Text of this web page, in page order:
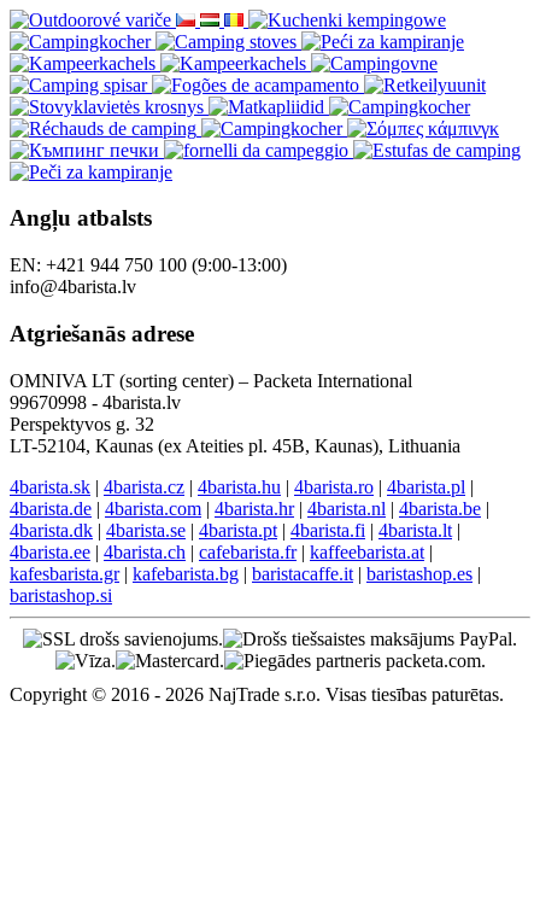
Angļu atbalsts
EN: +421 944 750 100 (9:00-13:00)
info@4barista.lv
Atgriešanās adrese
OMNIVA LT (sorting center) – Packeta International
99670998 - 4barista.lv
Perspektyvos g. 32
LT-52104, Kaunas (ex Ateities pl. 45B, Kaunas), Lithuania
4barista.sk | 4barista.cz | 4barista.hu | 4barista.ro | 4barista.pl |
4barista.de | 4barista.com | 4barista.hr| 4barista.nl | 4barista.be |
4barista.dk | 4barista.se | 4barista.pt | 4barista.fi | 4barista.lt |
4barista.ee | 4barista.ch | cafebarista.fr| kaffeebarista.at |
kafesbarista.gr| kafebarista.bg | baristacaffe.it | baristashop.es |
baristashop.si
Copyright © 2016 - 2026 NajTrade s.r.o. Visas tiesības paturētas.